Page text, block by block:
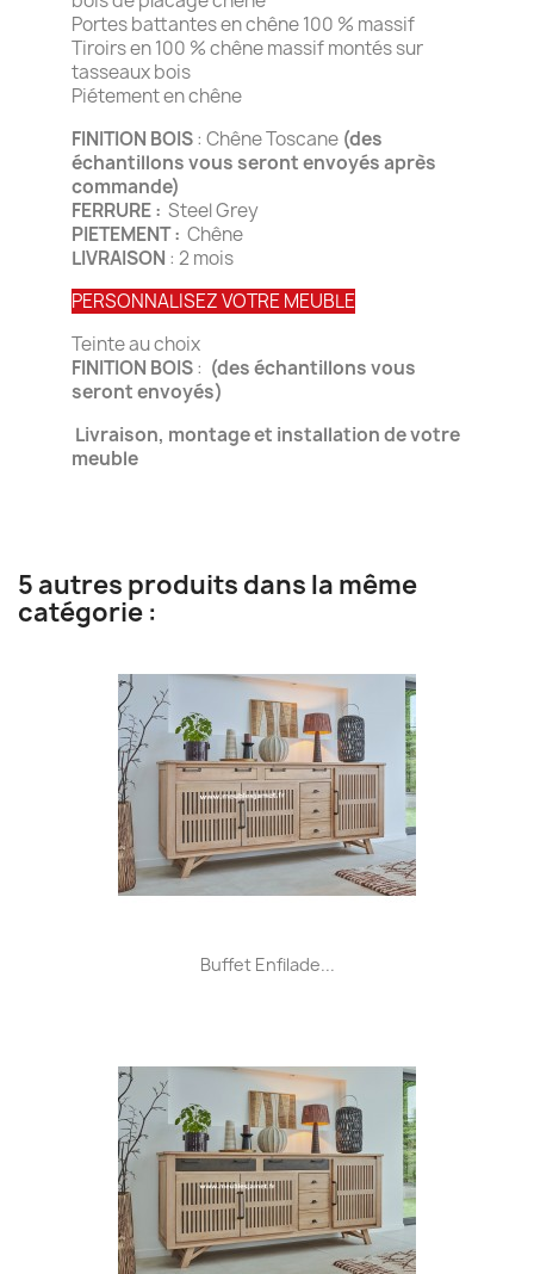
Portes battantes en chêne 100 % massif
Tiroirs en 100 % chêne massif montés sur
tasseaux bois
Piétement en chêne
FINITION BOIS: Chêne Toscane (des
échantillons vous seront envoyés après
commande)
FERRURE : Steel Grey
PIETEMENT : Chêne
LIVRAISON : 2 mois
PERSONNALISEZ VOTRE MEUBLE
Teinte au choix
FINITION BOIS: (des échantillons vous
seront envoyés)
Livraison, montage et installation de votre
meuble
5 autres produits dans la même
catégorie :
Buffet Enfilade...